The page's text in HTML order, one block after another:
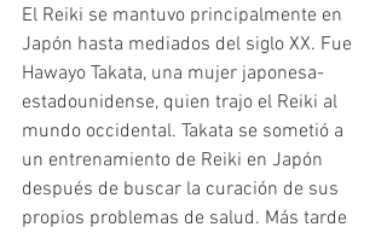
El Reiki se mantuvo principalmente en
Japón hasta mediados del siglo XX. Fue
Hawayo Takata, una mujer japonesa-
estadounidense, quien trajo el Reiki al
mundo occidental. Takata se sometió a
un entrenamiento de Reiki en Japón
después de buscar la curación de sus
propios problemas de salud. Más tarde